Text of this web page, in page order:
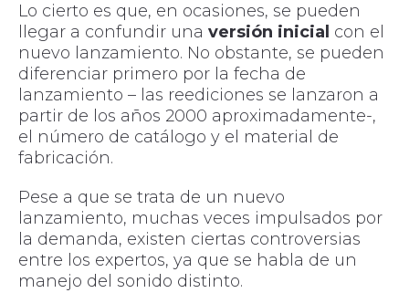
Lo cierto es que, en ocasiones, se pueden
llegar a confundir una versión inicial con el
nuevo lanzamiento. No obstante, se pueden
diferenciar primero por la fecha de
lanzamiento – las reediciones se lanzaron a
partir de los años 2000 aproximadamente-,
el número de catálogo y el material de
fabricación.
Pese a que se trata de un nuevo
lanzamiento, muchas veces impulsados por
la demanda, existen ciertas controversias
entre los expertos, ya que se habla de un
manejo del sonido distinto.